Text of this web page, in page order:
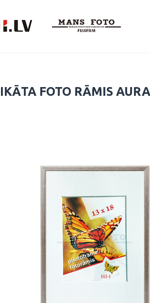
FOTO RĀMIS